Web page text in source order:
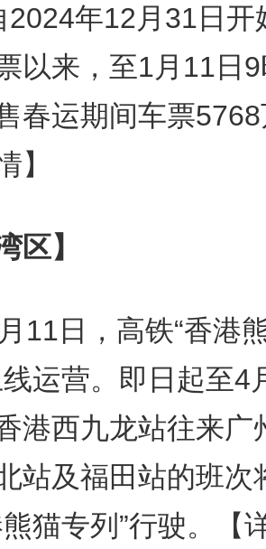
年12月31日开
以来，至1月11日
春运期间车票
】
区】
日，高铁“香港
运营。即日起至4
港西九龙站往来广
站及福田站的班次
猫专列”行驶。
【